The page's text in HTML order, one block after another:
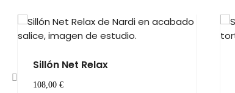
Sillón Net Relax
108,00 €